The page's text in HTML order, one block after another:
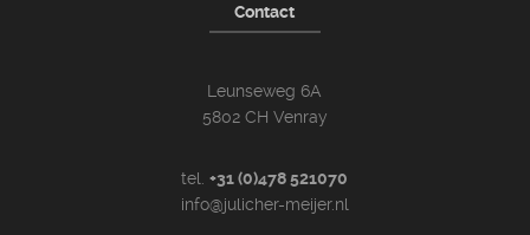
Contact
Leunseweg 6A
5802 CH Venray
tel.+31 (0)478 521070
info@julicher-meijer.nl